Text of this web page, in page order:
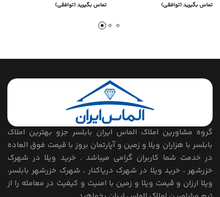
تماس بگیرید (توافقی) تماس بگیرید (توافقی)
گروه مشاورین املاک الماس ایران بابلسر جزو بهترین املاک
بابلسر با هزاران ویلا و زمین و آپارتمان بروز با قیمت فوق العاده
در خدمت شما کاربران گرامی میباشد . خرید ویلا در شهرک
خزرشهر ، خرید ویلا در شهرک دریاکنار ، شهرک خزرشهر بابلسر،
ویلا ارزان و قیمت ویلا و زمین با امنیت و کیفیت در معامله را از